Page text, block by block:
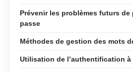
Prévenir les problèmes futurs de
passe
Méthodes de gestion des mots
Utilisation de l’authentification